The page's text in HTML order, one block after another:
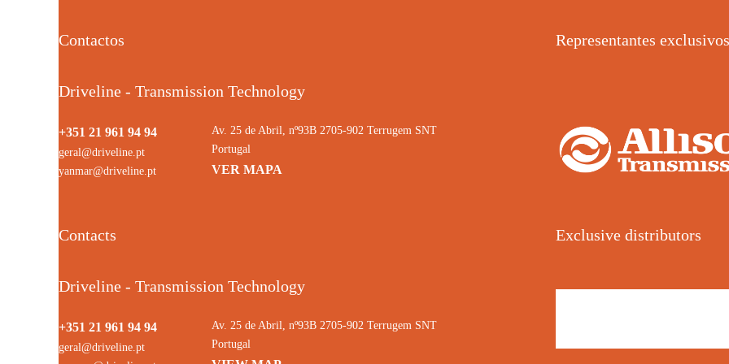
Contactos
Driveline - Transmission Technology
+351 21 961 94 94
geral@driveline.pt
yanmar@driveline.pt
Av. 25 de Abril, nº93B 2705-902 Terrugem SNT
Portugal
VER MAPA
Representantes exclusivos
Contacts
Driveline - Transmission Technology
+351 21 961 94 94
geral@driveline.pt
Av. 25 de Abril, nº93B 2705-902 Terrugem SNT
Portugal
Exclusive distributors